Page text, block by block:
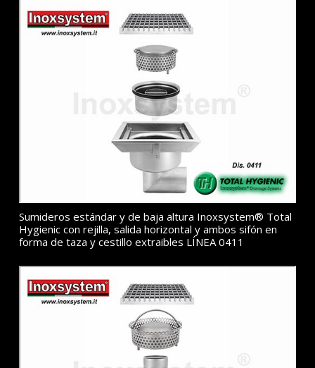
Sumideros estándar y de baja altura Inoxsystem® Total
Hygienic con rejilla, salida horizontal y ambos sifón en
forma de taza y cestillo extraibles LÍNEA 0411